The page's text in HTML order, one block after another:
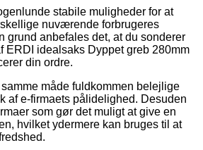
stabile muligheder for at
nuværende forbrugeres
grund anbefales det, at du sonderer
ERDI idealsaks Dyppet greb 280mm
din ordre.
måde fuldkommen belejlige
af e-firmaets pålidelighed. Desuden
som gør det muligt at give en
hvilket ydermere kan bruges til at